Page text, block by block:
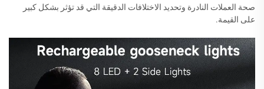
صحة العملات النادرة وتحديد الاختلافات الدقيقة التي قد تؤثر بشكل كبير
على القيمة.